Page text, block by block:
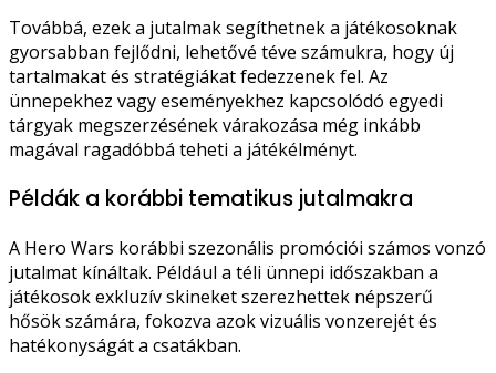
Továbbá, ezek a jutalmak segíthetnek a játékosoknak
gyorsabban fejlődni, lehetővé téve számukra, hogy új
tartalmakat és stratégiákat fedezzenek fel. Az
ünnepekhez vagy eseményekhez kapcsolódó egyedi
tárgyak megszerzésének várakozása még inkább
magával ragadóbbá teheti a játékélményt.
Példák a korábbi tematikus jutalmakra
A Hero Wars korábbi szezonális promóciói számos vonzó
jutalmat kínáltak. Például a téli ünnepi időszakban a
játékosok exkluzív skineket szerezhettek népszerű
hősök számára, fokozva azok vizuális vonzerejét és
hatékonyságát a csatákban.